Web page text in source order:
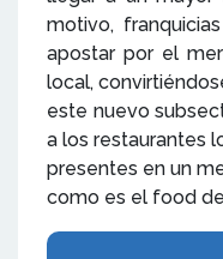
motivo,
apostar por el
local,
este nuevo
a los restaurantes
presentes en un
como es el food